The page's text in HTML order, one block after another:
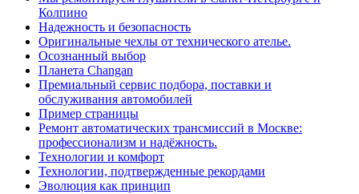
Колпино
Надежность и безопасность
Оригинальные чехлы от технического ателье.
Осознанный выбор
Планета Changan
Премиальный сервис подбора, поставки и
обслуживания автомобилей
Пример страницы
Ремонт автоматических трансмиссий в Москве:
профессионализм и надёжность.
Технологии и комфорт
Технологии, подтвержденные рекордами
Эволюция как принцип